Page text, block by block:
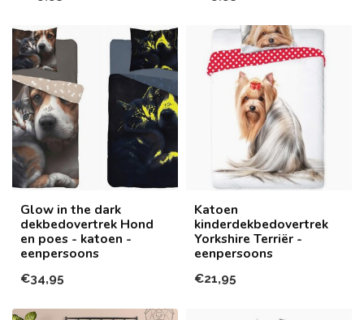
Glow in the dark
dekbedovertrek Hond
en poes - katoen -
eenpersoons
€34,95
Katoen
kinderdekbedovertrek
Yorkshire Terriër -
eenpersoons
€21,95